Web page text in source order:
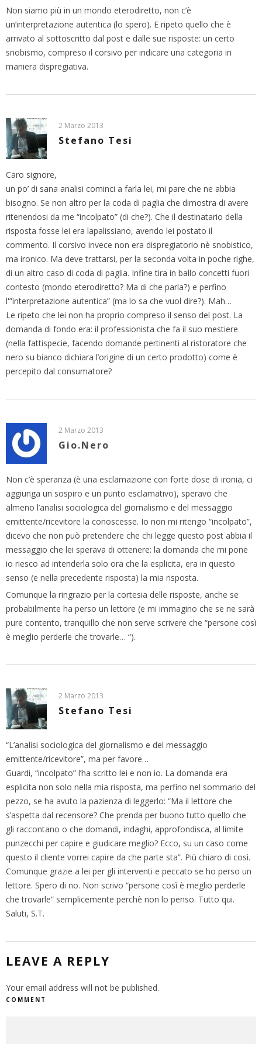
Non siamo più in un mondo eterodiretto, non c’è
un’interpretazione autentica (lo spero). E ripeto quello che è
arrivato al sottoscritto dal post e dalle sue risposte: un certo
snobismo, compreso il corsivo per indicare una categoria in
maniera dispregiativa.
2 Marzo 2013
Stefano Tesi
Caro signore,
un po’ di sana analisi cominci a farla lei, mi pare che ne abbia
bisogno. Se non altro per la coda di paglia che dimostra di avere
ritenendosi da me “incolpato” (di che?). Che il destinatario della
risposta fosse lei era lapalissiano, avendo lei postato il
commento. Il corsivo invece non era dispregiatorio nè snobistico,
ma ironico. Ma deve trattarsi, per la seconda volta in poche righe,
di un altro caso di coda di paglia. Infine tira in ballo concetti fuori
contesto (mondo eterodiretto? Ma di che parla?) e perfino
l'”interpretazione autentica” (ma lo sa che vuol dire?). Mah…
Le ripeto che lei non ha proprio compreso il senso del post. La
domanda di fondo era: il professionista che fa il suo mestiere
(nella fattispecie, facendo domande pertinenti al ristoratore che
nero su bianco dichiara l’origine di un certo prodotto) come è
percepito dal consumatore?
2 Marzo 2013
Gio.Nero
Non c’è speranza (è una esclamazione con forte dose di ironia, ci
aggiunga un sospiro e un punto esclamativo), speravo che
almeno l’analisi sociologica del giornalismo e del messaggio
emittente/ricevitore la conoscesse. Io non mi ritengo “incolpato”,
dicevo che non può pretendere che chi legge questo post abbia il
messaggio che lei sperava di ottenere: la domanda che mi pone
io riesco ad intenderla solo ora che la esplicita, era in questo
senso (e nella precedente risposta) la mia risposta.
Comunque la ringrazio per la cortesia delle risposte, anche se
probabilmente ha perso un lettore (e mi immagino che se ne sarà
pure contento, tranquillo che non serve scrivere che “persone così
è meglio perderle che trovarle… “).
2 Marzo 2013
Stefano Tesi
“L’analisi sociologica del giornalismo e del messaggio
emittente/ricevitore”, ma per favore…
Guardi, “incolpato” l’ha scritto lei e non io. La domanda era
esplicita non solo nella mia risposta, ma perfino nel sommario del
pezzo, se ha avuto la pazienza di leggerlo: “Ma il lettore che
s’aspetta dal recensore? Che prenda per buono tutto quello che
gli raccontano o che domandi, indaghi, approfondisca, al limite
punzecchi per capire e giudicare meglio? Ecco, su un caso come
questo il cliente vorrei capire da che parte sta”. Più chiaro di così.
Comunque grazie a lei per gli interventi e peccato se ho perso un
lettore. Spero di no. Non scrivo “persone così è meglio perderle
che trovarle” semplicemente perchè non lo penso. Tutto qui.
Saluti, S.T.
LEAVE A REPLY
Your email address will not be published.
COMMENT